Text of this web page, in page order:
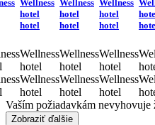
Wellness
hotel
hotel
Wellness
hotel
Wellness
hotel
Wellness
hotel
hotel
Wellness
hotel
Wellness
hotel
Wellness
hotel
hotel
Wellness
hotel
Wellness
hotel
Vaším požiadavkám nevyhovuje
Zobraziť ďalšie